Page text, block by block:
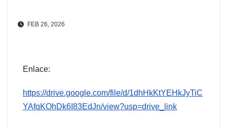
FEB 26, 2026
Enlace:
https://drive.google.com/file/d/1dhHkKtYEHkJyTiC
YAfqKOhDk6I83EdJn/view?usp=drive_link